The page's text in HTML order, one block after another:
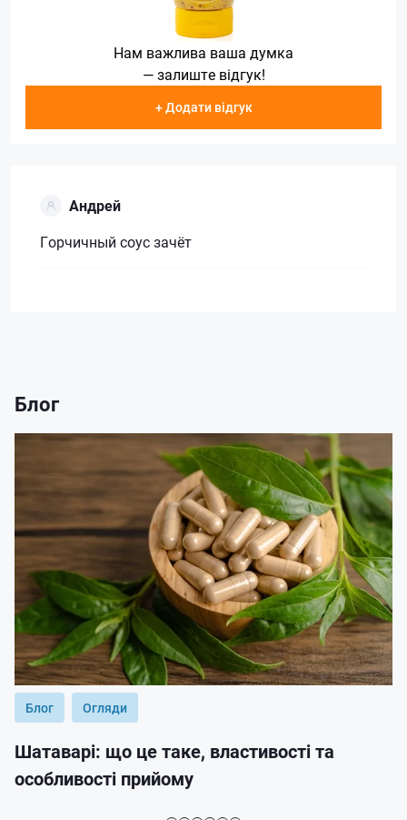
Нам важлива ваша думка
— залиште відгук!
+ Додати відгук
Андрей
Горчичный соус зачёт
Блог
Блог Огляди
Шатаварі: що це таке, властивості та
особливості прийому